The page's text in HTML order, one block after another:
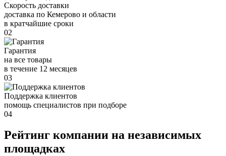
Скорость доставки
доставка по Кемерово и области
в кратчайшие сроки
02
Гарантия
на все товары
в течение 12 месяцев
03
Поддержка клиентов
помощь специалистов при подборе
04
Рейтинг компании на независимых
площадках